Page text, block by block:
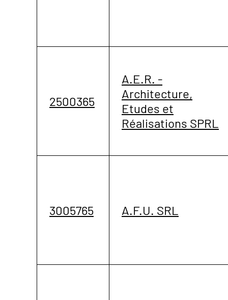
2500365
A.E.R. -
Architecture,
Etudes et
Réalisations SPRL
3005765 A.F.U. SRL